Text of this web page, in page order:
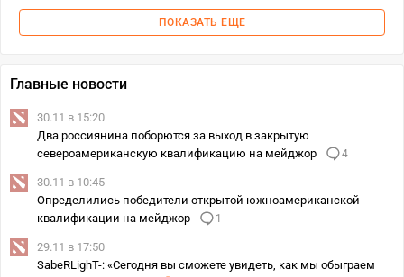
ПОКАЗАТЬ ЕЩЕ
Главные новости
30.11 в 15:20
Два россиянина поборются за выход в закрытую
североамериканскую квалификацию на мейджор
4
30.11 в 10:45
Определились победители открытой южноамериканской
квалификации на мейджор
1
29.11 в 17:50
SabeRLighT-: «Сегодня вы сможете увидеть, как мы обыграем